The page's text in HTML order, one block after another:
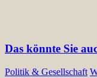
Das könnte Sie
Politik & Gesellschaft